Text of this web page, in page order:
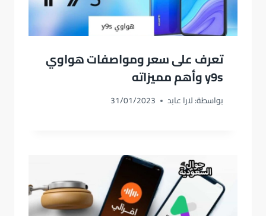
تعرف على سعر ومواصفات هواوي
y9s وأهم مميزاته
بواسطة:لارا عابد 31/01/2023